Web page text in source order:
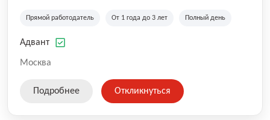
региональных клиентов. Мы работаем на рынке с
Казахстана и Беларуси, сотрудничая с компаниями из
Прямой работодатель От 1 года до 3 лет Полный день
Адвант
Москва
Подробнее Откликнуться